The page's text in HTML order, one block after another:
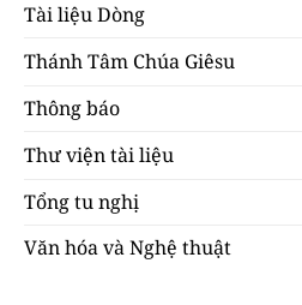
Tài liệu Dòng
Thánh Tâm Chúa Giêsu
Thông báo
Thư viện tài liệu
Tổng tu nghị
Văn hóa và Nghệ thuật